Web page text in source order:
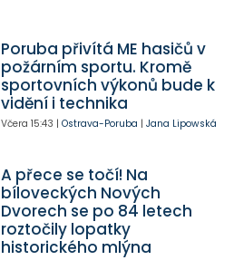
Poruba přivítá ME hasičů v
požárním sportu. Kromě
sportovních výkonů bude k
vidění i technika
Včera 15:43 | Ostrava-Poruba | Jana Lipowská
A přece se točí! Na
bíloveckých Nových
Dvorech se po 84 letech
roztočily lopatky
historického mlýna